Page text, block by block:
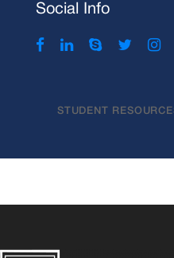
Social Info
STUDENT